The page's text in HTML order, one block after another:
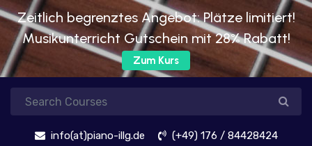
Zeitlich begrenztes Angebot: Plätze limitiert!
Musikunterricht Gutschein mit 28% Rabatt!
Zum Kurs
info(at)piano-illg.de (+49) 176 / 84428424